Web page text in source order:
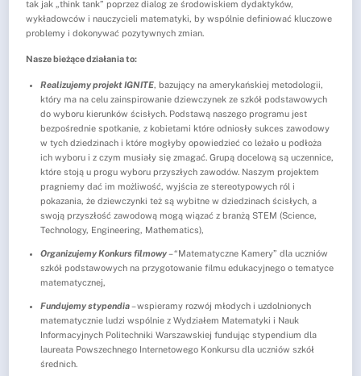
tak jak „think tank” poprzez dialog ze środowiskiem dydaktyków,
wykładowców i nauczycieli matematyki, by wspólnie definiować kluczowe
problemy i dokonywać pozytywnych zmian.
Nasze bieżące działania to:
Realizujemy projekt IGNITE, bazujący na amerykańskiej metodologii,
który ma na celu zainspirowanie dziewczynek ze szkół podstawowych
do wyboru kierunków ścisłych. Podstawą naszego programu jest
bezpośrednie spotkanie, z kobietami które odniosły sukces zawodowy
w tych dziedzinach i które mogłyby opowiedzieć co leżało u podłoża
ich wyboru i z czym musiały się zmagać. Grupą docelową są uczennice,
które stoją u progu wyboru przyszłych zawodów. Naszym projektem
pragniemy dać im możliwość, wyjścia ze stereotypowych ról i
pokazania, że dziewczynki też są wybitne w dziedzinach ścisłych, a
swoją przyszłość zawodową mogą wiązać z branżą STEM (Science,
Technology, Engineering, Mathematics),
Organizujemy Konkurs filmowy– “Matematyczne Kamery” dla uczniów
szkół podstawowych na przygotowanie filmu edukacyjnego o tematyce
matematycznej,
Fundujemy stypendia– wspieramy rozwój młodych i uzdolnionych
matematycznie ludzi wspólnie z Wydziałem Matematyki i Nauk
Informacyjnych Politechniki Warszawskiej fundując stypendium dla
laureata Powszechnego Internetowego Konkursu dla uczniów szkół
średnich.